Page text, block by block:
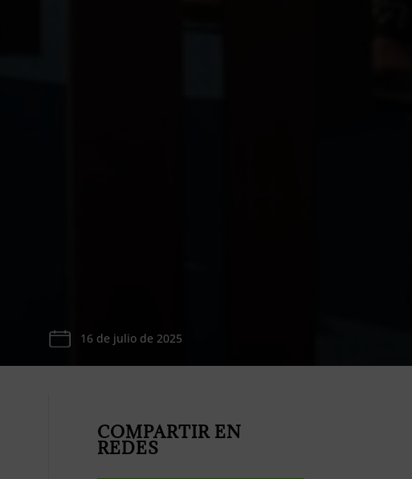
16 de julio de 2025
COMPARTIR EN
REDES